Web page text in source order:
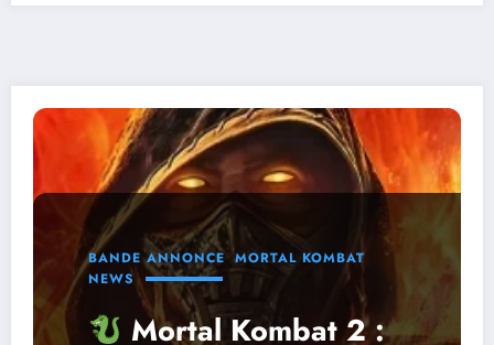
BANDE ANNONCE MORTAL KOMBAT
NEWS
Mortal Kombat 2 :